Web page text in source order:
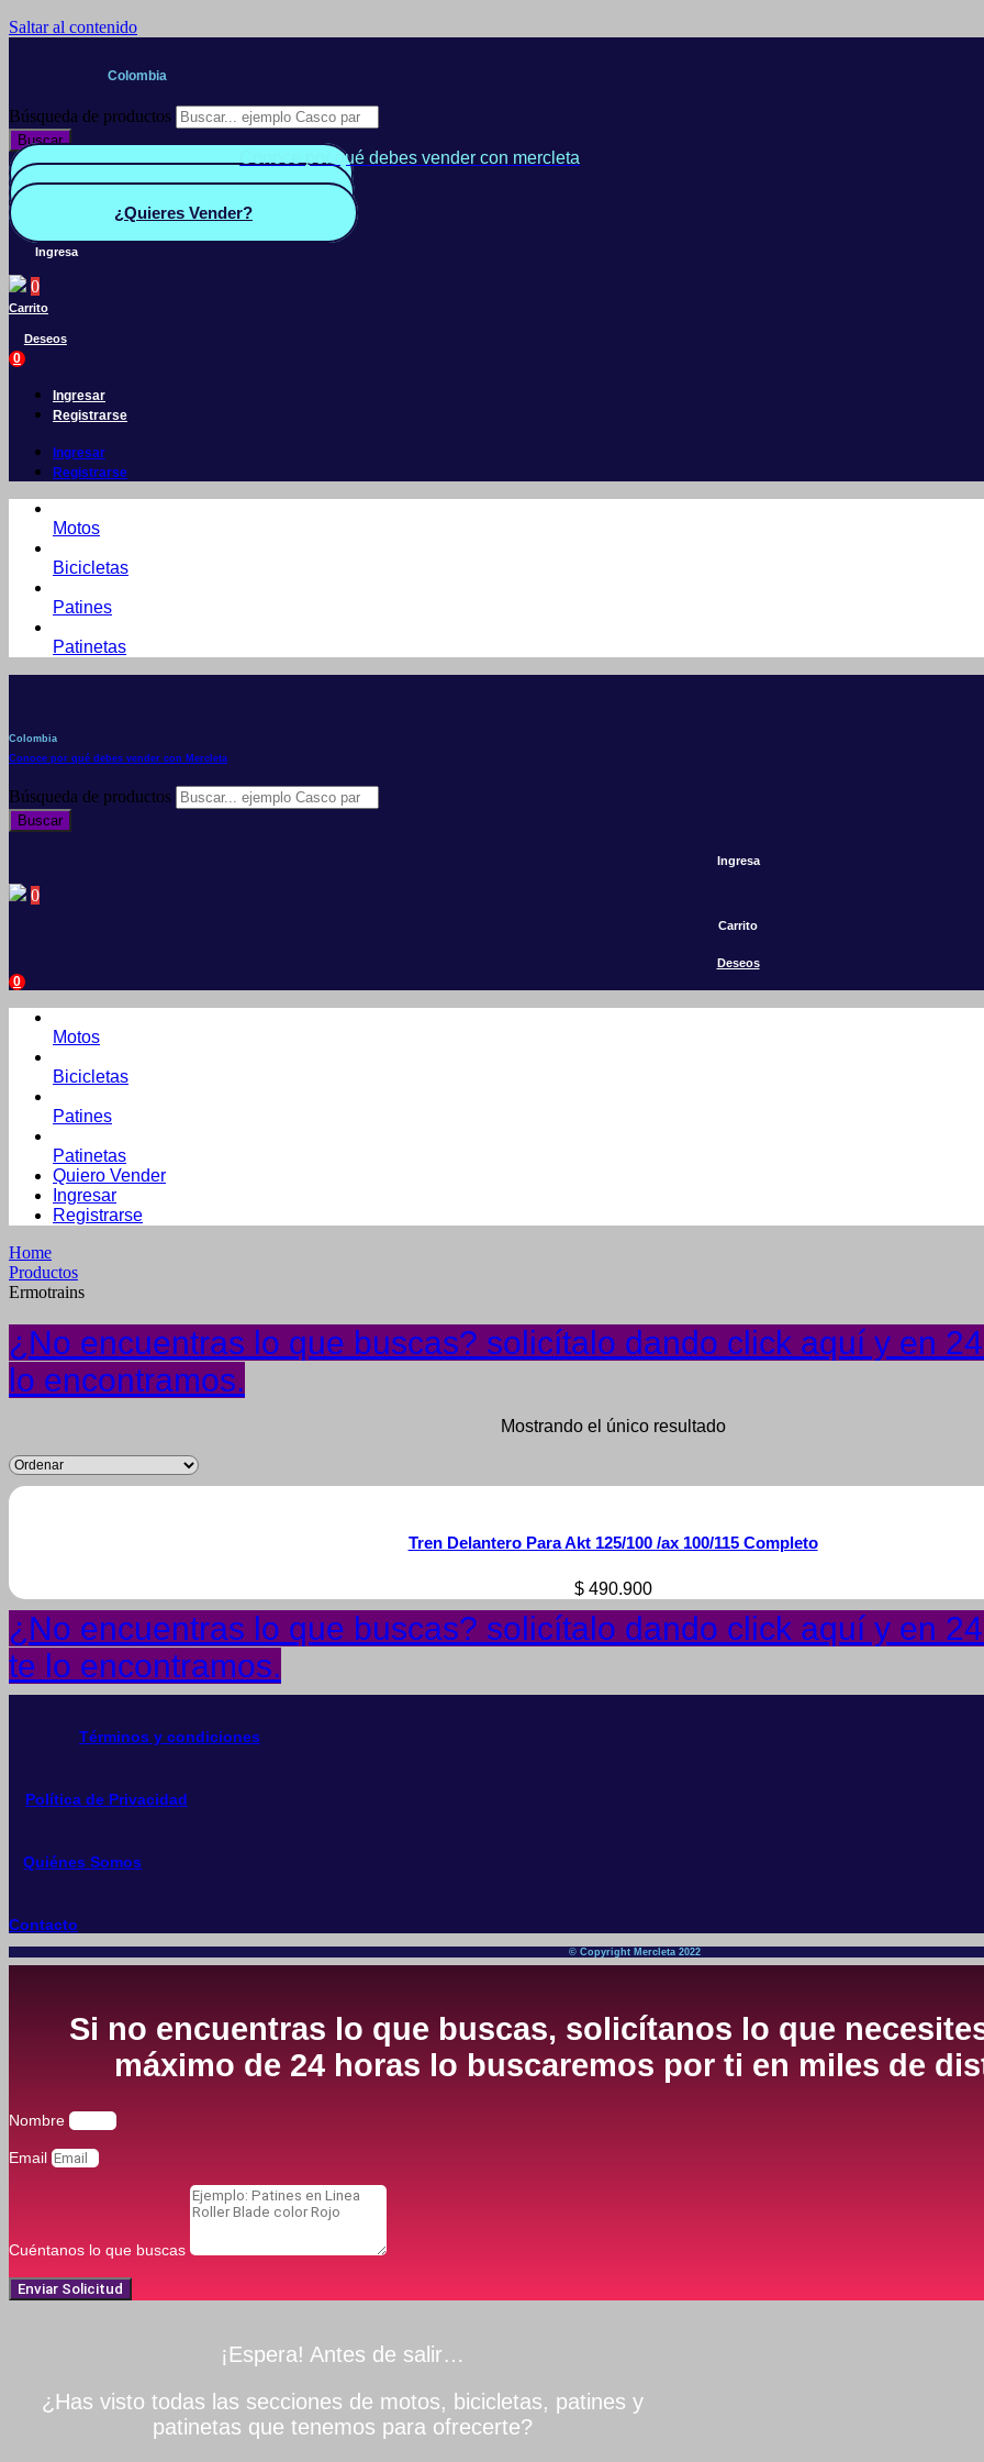
Saltar al contenido
Colombia
Búsqueda de productos
Buscar
Conoce por qué debes vender con mercleta
¿Quieres Vender?
Ingresa
0
Carrito
Deseos
0
Ingresar
Registrarse
Ingresar
Registrarse
Motos
Bicicletas
Patines
Patinetas
Colombia
Conoce por qué debes vender con Mercleta
Búsqueda de productos
Buscar
Ingresa
0
Carrito
Deseos
0
Motos
Bicicletas
Patines
Patinetas
Quiero Vender
Ingresar
Registrarse
Home
Productos
Ermotrains
¿No encuentras lo que buscas? solicítalo dando click aquí y en
lo encontramos.
Mostrando el único resultado
Tren Delantero Para Akt 125/100 /ax 100/115 Completo
$490.900
¿No encuentras lo que buscas? solicítalo dando click aquí y en
te lo encontramos.
Términos y condiciones
Política de Privacidad
Quiénes Somos
Contacto
© Copyright Mercleta 2022
Si no encuentras lo que buscas, solicítanos lo que
máximo de 24 horas lo buscaremos por ti en miles de
Nombre
Email
Cuéntanos lo que buscas
Enviar Solicitud
¡Espera! Antes de salir…
¿Has visto todas las secciones de motos, bicicletas, patines y
patinetas que tenemos para ofrecerte?